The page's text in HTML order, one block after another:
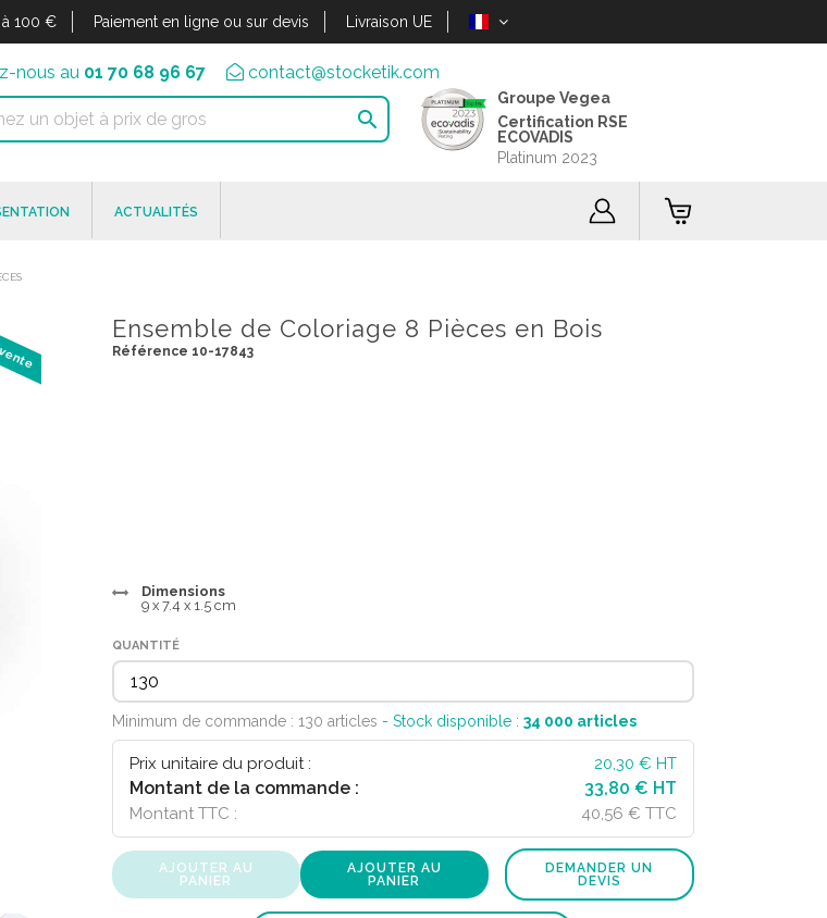
100 € Paiement en ligne ou sur devis Livraison UE
nous au 01 70 68 96 67 contact@stocketik.com

Groupe Vegea
Certification RSE
ECOVADIS
Platinum 2023
ACTUALITÉS
Ensemble de Coloriage 8 Pièces en Bois
Référence 10-17843
Dimensions
9 x 7.4 x 1.5 cm
QUANTITÉ
Minimum de commande : 130 articles - Stock disponible : 34 000 articles
Prix unitaire du produit : 20,30 € HT
Montant de la commande : 33,80 € HT
Montant TTC : 40,56 € TTC
AJOUTER AU
PANIER
AJOUTER AU
PANIER
DEMANDER UN
DEVIS